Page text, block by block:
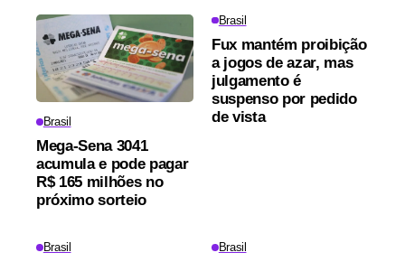
Brasil
Mega-Sena 3041
acumula e pode pagar
R$ 165 milhões no
próximo sorteio
Brasil
Fux mantém proibição
a jogos de azar, mas
julgamento é
suspenso por pedido
de vista
Brasil Brasil